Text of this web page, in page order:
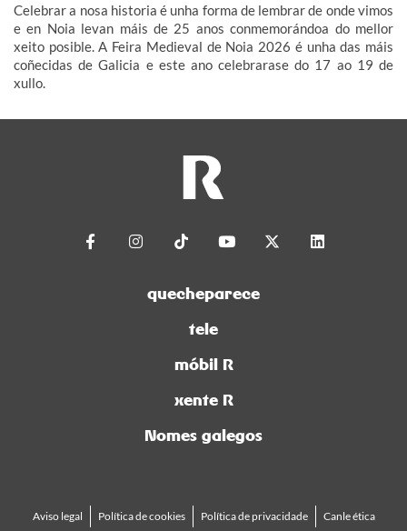
Celebrar a nosa historia é unha forma de lembrar de onde vimos
e en Noia levan máis de 25 anos conmemorándoa do mellor
xeito posible. A Feira Medieval de Noia 2026 é unha das máis
coñecidas de Galicia e este ano celebrarase do 17 ao 19 de
xullo.
quecheparece
tele
móbil R
xente R
Nomes galegos
Aviso legal Política de cookies Política de privacidade Canle ética